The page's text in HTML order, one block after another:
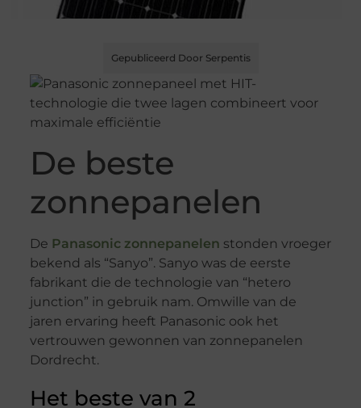
Gepubliceerd Door Serpentis
De beste
zonnepanelen
De Panasonic zonnepanelen stonden vroeger
bekend als “Sanyo”. Sanyo was de eerste
fabrikant die de technologie van “hetero
junction” in gebruik nam. Omwille van de
jaren ervaring heeft Panasonic ook het
vertrouwen gewonnen van zonnepanelen
Dordrecht.
Het beste van 2